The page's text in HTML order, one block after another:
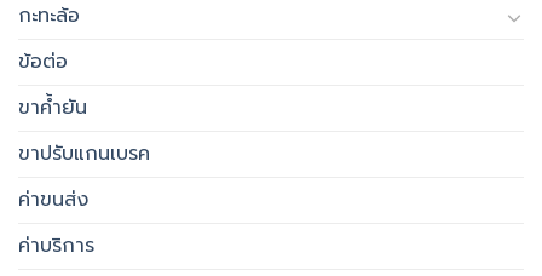
กะทะล้อ
ข้อต่อ
ขาค้ำยัน
ขาปรับแกนเบรค
ค่าขนส่ง
ค่าบริการ